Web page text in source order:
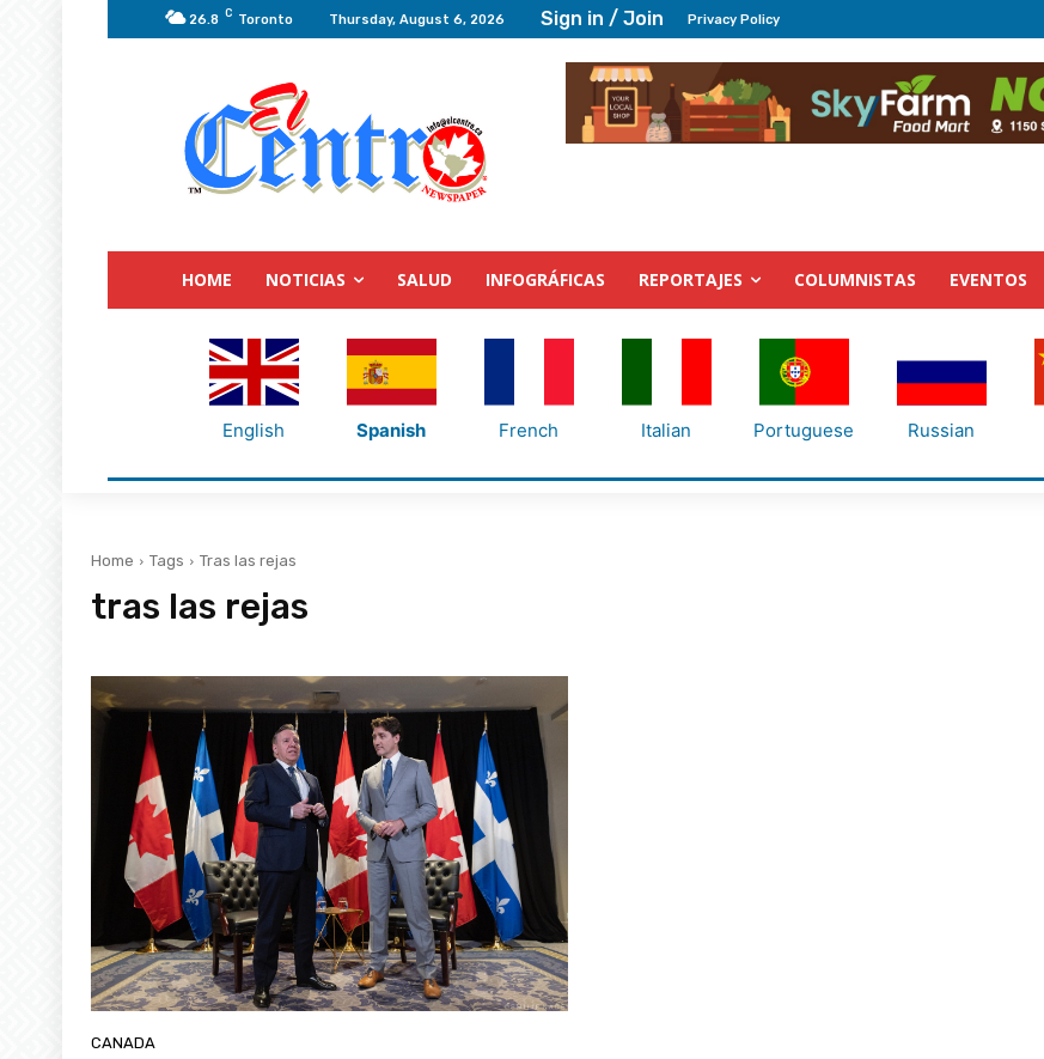
26.8 C Toronto Thursday, August 6, 2026 Sign in / Join Privacy Policy
HOME NOTICIAS SALUD INFOGRÁFICAS REPORTAJES COLUMNISTAS EVENTOS
English Spanish French Italian Portuguese Russian
Home Tags Tras las rejas
tras las rejas
CANADA